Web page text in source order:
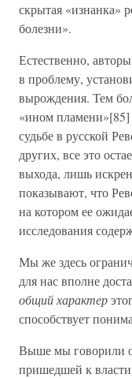
скрытая «изнанка»
болезни».
Естественно,
в проблему,
вырождения. Тем
«ином
судьбе в русской
других, все это
выхода, лишь
показывают, что
на котором ее
исследования
Мы же здесь
для нас вполне
общий характер
способствует
Выше мы говорили о
пришедшей к